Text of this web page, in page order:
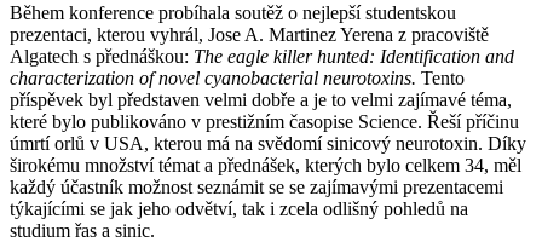
Během konference probíhala soutěž o nejlepší studentskou
prezentaci, kterou vyhrál, Jose A. Martinez Yerena z pracoviště
Algatech s přednáškou: The eagle killer hunted: Identification and
characterization of novel cyanobacterial neurotoxins. Tento
příspěvek byl představen velmi dobře a je to velmi zajímavé téma,
které bylo publikováno v prestižním časopise Science. Řeší příčinu
úmrtí orlů v USA, kterou má na svědomí sinicový neurotoxin. Díky
širokému množství témat a přednášek, kterých bylo celkem 34, měl
každý účastník možnost seznámit se se zajímavými prezentacemi
týkajícími se jak jeho odvětví, tak i zcela odlišný pohledů na
studium řas a sinic.